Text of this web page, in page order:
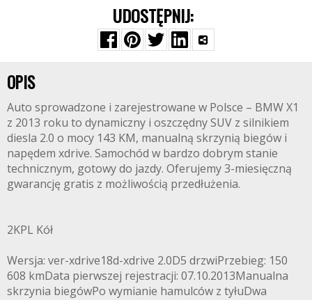
UDOSTĘPNIJ:
OPIS
Auto sprowadzone i zarejestrowane w Polsce – BMW X1
z 2013 roku to dynamiczny i oszczędny SUV z silnikiem
diesla 2.0 o mocy 143 KM, manualną skrzynią biegów i
napędem xdrive. Samochód w bardzo dobrym stanie
technicznym, gotowy do jazdy. Oferujemy 3-miesięczną
gwarancję gratis z możliwością przedłużenia.
2KPL Kół
Wersja: ver-xdrive18d-xdrive 2.0D5 drzwiPrzebieg: 150
608 kmData pierwszej rejestracji: 07.10.2013Manualna
skrzynia biegówPo wymianie hamulców z tyłuDwa